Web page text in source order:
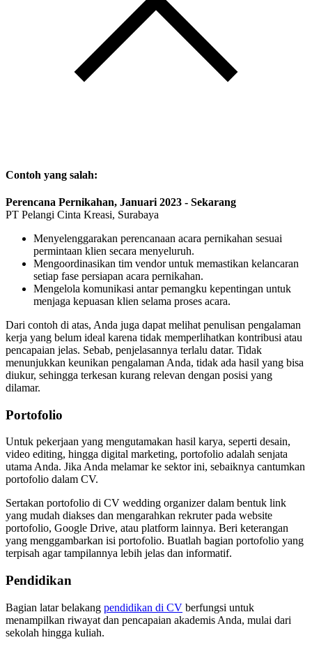
Contoh yang salah:
Perencana Pernikahan, Januari 2023 - Sekarang
PT Pelangi Cinta Kreasi, Surabaya
Menyelenggarakan perencanaan acara pernikahan sesuai
permintaan klien secara menyeluruh.
Mengoordinasikan tim vendor untuk memastikan kelancaran
setiap fase persiapan acara pernikahan.
Mengelola komunikasi antar pemangku kepentingan untuk
menjaga kepuasan klien selama proses acara.
Dari contoh di atas, Anda juga dapat melihat penulisan pengalaman
kerja yang belum ideal karena tidak memperlihatkan kontribusi atau
pencapaian jelas. Sebab, penjelasannya terlalu datar. Tidak
menunjukkan keunikan pengalaman Anda, tidak ada hasil yang bisa
diukur, sehingga terkesan kurang relevan dengan posisi yang
dilamar.
Portofolio
Untuk pekerjaan yang mengutamakan hasil karya, seperti desain,
video editing, hingga digital marketing, portofolio adalah senjata
utama Anda. Jika Anda melamar ke sektor ini, sebaiknya cantumkan
portofolio dalam CV.
Sertakan portofolio di CV wedding organizer dalam bentuk link
yang mudah diakses dan mengarahkan rekruter pada website
portofolio, Google Drive, atau platform lainnya. Beri keterangan
yang menggambarkan isi portofolio. Buatlah bagian portofolio yang
terpisah agar tampilannya lebih jelas dan informatif.
Pendidikan
Bagian latar belakang pendidikan di CV berfungsi untuk
menampilkan riwayat dan pencapaian akademis Anda, mulai dari
sekolah hingga kuliah.